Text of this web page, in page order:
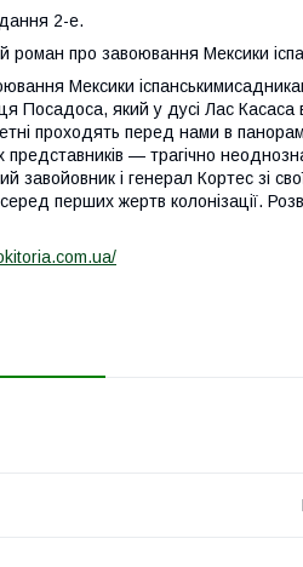
2-е.
роман про завоювання Мексики
Мексики
Посадоса, який у дусі Лас
проходять перед нами в
представників — трагічно
завойовник і генерал Кортес зі
перших жертв колонізації.